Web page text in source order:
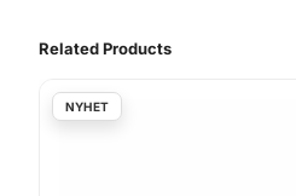
Related Products